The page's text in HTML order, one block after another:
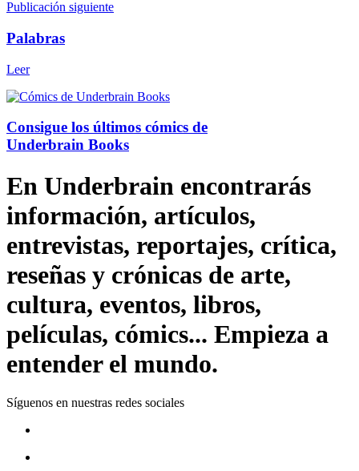
Publicación siguiente
Palabras
Leer
Consigue los últimos cómics de
Underbrain Books
En Underbrain encontrarás
información, artículos,
entrevistas, reportajes, crítica,
reseñas y crónicas de arte,
cultura, eventos, libros,
películas, cómics... Empieza a
entender el mundo.
Síguenos en nuestras redes sociales